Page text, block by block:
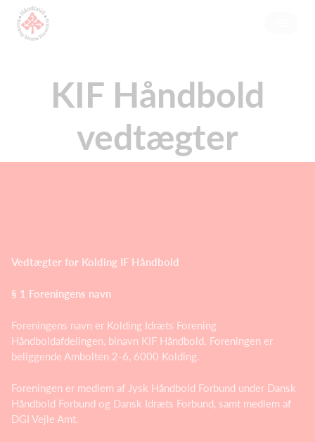
KIF Håndbold
vedtægter
Vedtægter for Kolding IF Håndbold
§ 1 Foreningens navn
Foreningens navn er Kolding Idræts Forening
Håndboldafdelingen, binavn KIF Håndbold. Foreningen er
beliggende Ambolten 2-6, 6000 Kolding.
Foreningen er medlem af Jysk Håndbold Forbund under Dansk
Håndbold Forbund og Dansk Idræts Forbund, samt medlem af
DGI Vejle Amt.